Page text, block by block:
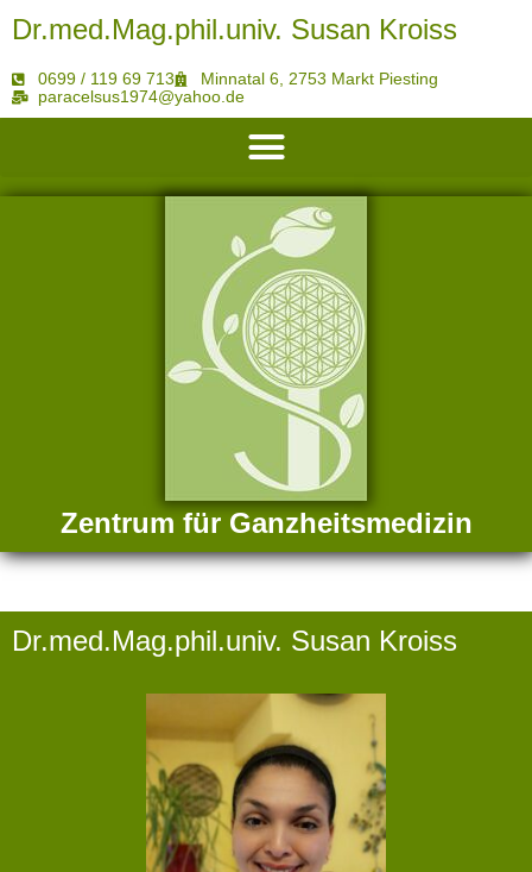
Dr.med.Mag.phil.univ. Susan Kroiss
0699 / 119 69 713
Minnatal 6, 2753 Markt Piesting
paracelsus1974@yahoo.de
Zentrum für Ganzheitsmedizin
Dr.med.Mag.phil.univ. Susan Kroiss